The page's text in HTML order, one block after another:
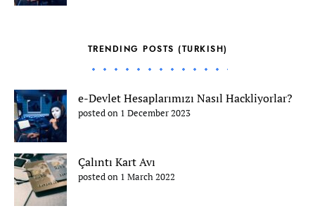
TRENDING POSTS (TURKISH)
e-Devlet Hesaplarımızı Nasıl Hackliyorlar?
posted on 1 December 2023
Çalıntı Kart Avı
posted on 1 March 2022